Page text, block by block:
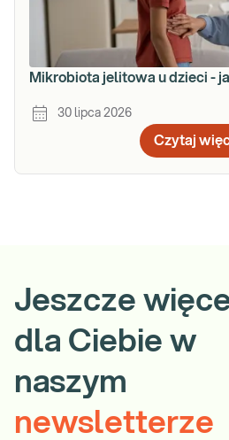
Mikrobiota jelitowa u dzieci -
30 lipca 2026
Czytaj
Jeszcze
dla Ciebie w
naszym
newsletterze